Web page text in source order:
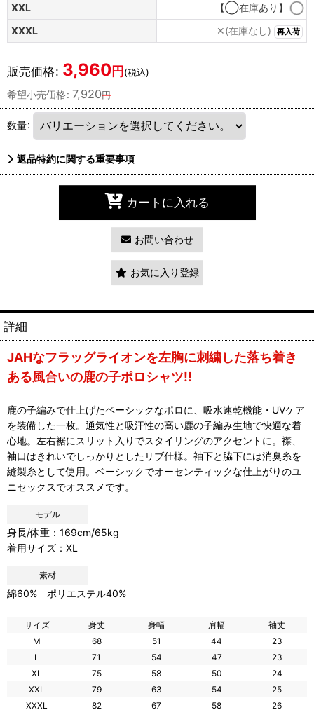
XXL
【◯在庫あり】
XXXL
✕(在庫なし) 再入荷
販売価格: 3,960円(税込)
希望小売価格: 7,920円
数量:
返品特約に関する重要事項
カートに入れる
お問い合わせ
お気に入り登録
詳細
JAHなフラッグライオンを左胸に刺繍した落ち着き
ある風合いの鹿の子ポロシャツ!!
鹿の子編みで仕上げたベーシックなポロに、吸水速乾機能・UVケア
を装備した一枚。通気性と吸汗性の高い鹿の子編み生地で快適な着
心地。左右裾にスリット入りでスタイリングのアクセントに。襟、
袖口はきれいでしっかりとしたリブ仕様。袖下と脇下には消臭糸を
縫製糸として使用。ベーシックでオーセンティックな仕上がりのユ
ニセックスでオススメです。
モデル
身長/体重：169cm/65kg
着用サイズ：XL
素材
綿60% ポリエステル40%
サイズ 身丈 身幅 肩幅
袖丈
M
68 51 44
23
L
71 54 47
23
XL
75 58 50
24
XXL
79 63 54
25
XXXL
82 67 58 26